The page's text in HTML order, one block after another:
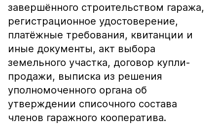
завершённого строительством гаража,
регистрационное удостоверение,
платёжные требования, квитанции и
иные документы, акт выбора
земельного участка, договор купли-
продажи, выписка из решения
уполномоченного органа об
утверждении списочного состава
членов гаражного кооператива.